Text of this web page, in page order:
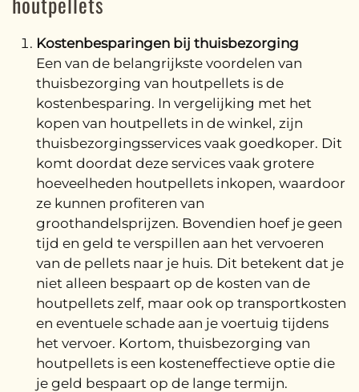
Kostenbesparingen bij thuisbezorging
Een van de belangrijkste voordelen van
thuisbezorging van houtpellets is de
kostenbesparing. In vergelijking met het
kopen van houtpellets in de winkel, zijn
thuisbezorgingsservices vaak goedkoper. Dit
komt doordat deze services vaak grotere
hoeveelheden houtpellets inkopen, waardoor
ze kunnen profiteren van
groothandelsprijzen. Bovendien hoef je geen
tijd en geld te verspillen aan het vervoeren
van de pellets naar je huis. Dit betekent dat je
niet alleen bespaart op de kosten van de
houtpellets zelf, maar ook op transportkosten
en eventuele schade aan je voertuig tijdens
het vervoer. Kortom, thuisbezorging van
houtpellets is een kosteneffectieve optie die
je geld bespaart op de lange termijn.